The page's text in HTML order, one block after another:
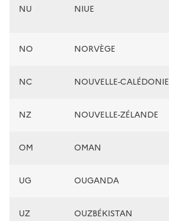
NU NIUE
NO NORVÈGE
NC NOUVELLE-CALÉDONIE
NZ NOUVELLE-ZÉLANDE
OM OMAN
UG OUGANDA
UZ OUZBÉKISTAN